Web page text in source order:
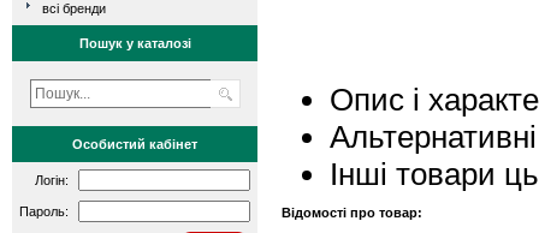
всі бренди
Пошук у каталозі
Особистий кабінет
Логін:
Пароль:
Опис і
Інші товари
Відомості про товар: